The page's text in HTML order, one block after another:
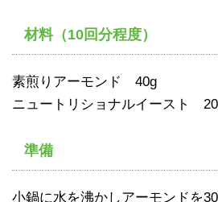
材料（10回分程度）
素煎りアーモンド 40g
ニュートリショナルイースト
準備
小鍋に水を沸かしアーモンドを30